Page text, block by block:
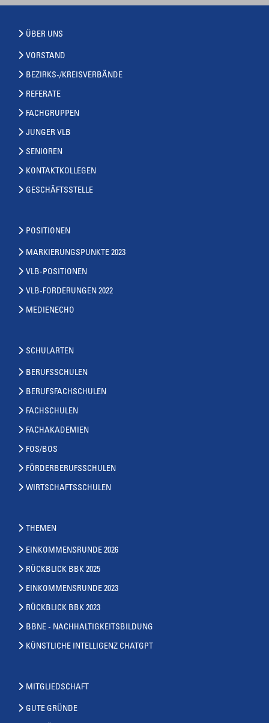
ÜBER UNS
VORSTAND
BEZIRKS-/KREISVERBÄNDE
REFERATE
FACHGRUPPEN
JUNGER VLB
SENIOREN
KONTAKTKOLLEGEN
GESCHÄFTSSTELLE
POSITIONEN
MARKIERUNGSPUNKTE 2023
VLB-POSITIONEN
VLB-FORDERUNGEN 2022
MEDIENECHO
SCHULARTEN
BERUFSSCHULEN
BERUFSFACHSCHULEN
FACHSCHULEN
FACHAKADEMIEN
FOS/BOS
FÖRDERBERUFSSCHULEN
WIRTSCHAFTSSCHULEN
THEMEN
EINKOMMENSRUNDE 2026
RÜCKBLICK BBK 2025
EINKOMMENSRUNDE 2023
RÜCKBLICK BBK 2023
BBNE - NACHHALTIGKEITSBILDUNG
KÜNSTLICHE INTELLIGENZ CHATGPT
MITGLIEDSCHAFT
GUTE GRÜNDE